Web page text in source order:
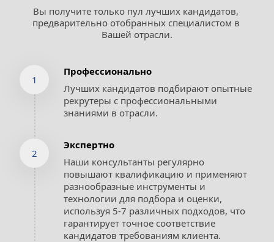
Вы получите только пул лучших кандидатов,
предварительно отобранных специалистом в
Вашей отрасли.
1
Профессионально
Лучших кандидатов подбирают опытные
рекрутеры с профессиональными
знаниями в отрасли.
2
Экспертно
Наши консультанты регулярно
повышают квалификацию и применяют
разнообразные инструменты и
технологии для подбора и оценки,
используя 5-7 различных подходов, что
гарантирует точное соответствие
кандидатов требованиям клиента.